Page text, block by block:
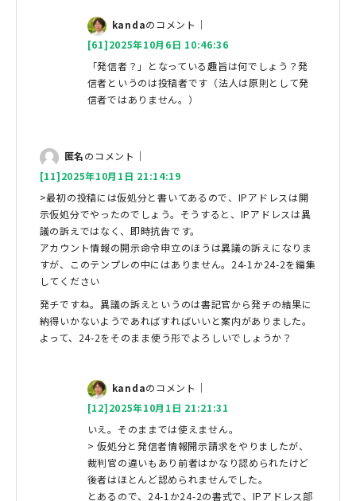
kandaのコメント｜
[61]2025年10月6日 10:46:36
「発信者？」となっている趣旨は何でしょう？発
信者というのは投稿者です（法人は原則として発
信者ではありません。）
匿名のコメント｜
[11]2025年10月1日 21:14:19
>最初の投稿には仮処分と書いてあるので、IPアドレスは開
示仮処分でやったのでしょう。そうすると、IPアドレスは異
議の訴えではなく、即時抗告です。
アカウント情報の開示命令申立のほうは異議の訴えになりま
すが、このテンプレの中にはありません。24-1か24-2を編集
してください
発チですね。異議の訴えというのは書記官から発チの結果に
納得いかないようであればすればいいと案内がありました。
よって、24-2をそのまま使う形でよろしいでしょうか？
kandaのコメント｜
[12]2025年10月1日 21:21:31
いえ。そのままでは使えません。
> 仮処分と発信者情報開示請求をやりましたが、
裁判官の違いもあり前者はかなり認められたけど
後者はほとんど認められませんでした。
とあるので、24-1か24-2の書式で、IPアドレス部